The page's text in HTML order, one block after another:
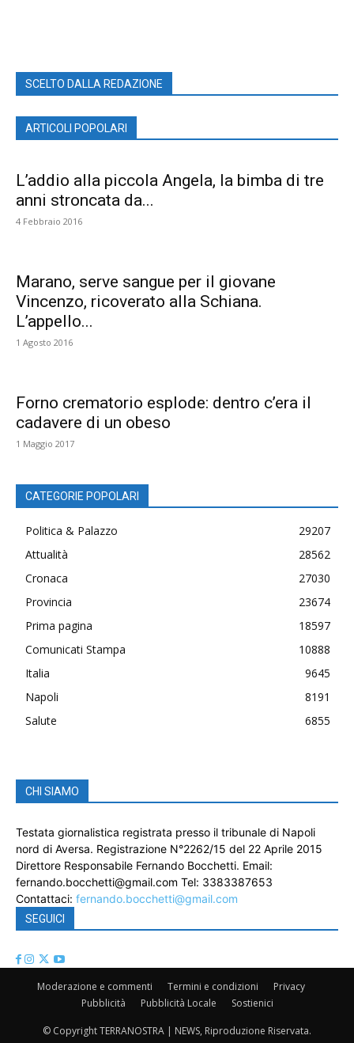
SCELTO DALLA REDAZIONE
ARTICOLI POPOLARI
L’addio alla piccola Angela, la bimba di tre
anni stroncata da...
4 Febbraio 2016
Marano, serve sangue per il giovane
Vincenzo, ricoverato alla Schiana.
L’appello...
1 Agosto 2016
Forno crematorio esplode: dentro c’era il
cadavere di un obeso
1 Maggio 2017
CATEGORIE POPOLARI
Politica & Palazzo
29207
Attualità
28562
Cronaca
27030
Provincia
23674
Prima pagina
18597
Comunicati Stampa
10888
Italia
9645
Napoli
8191
Salute
6855
CHI SIAMO
Testata giornalistica registrata presso il tribunale di Napoli
nord di Aversa. Registrazione N°2262/15 del 22 Aprile 2015
Direttore Responsabile Fernando Bocchetti. Email:
fernando.bocchetti@gmail.com Tel: 3383387653
Contattaci: fernando.bocchetti@gmail.com
SEGUICI
Moderazione e commenti Termini e condizioni
Privacy
Pubblicità
Pubblicità Locale Sostienici
© Copyright TERRANOSTRA | NEWS, Riproduzione Riservata.